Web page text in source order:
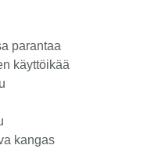
parantaa
käyttöikää
kangas